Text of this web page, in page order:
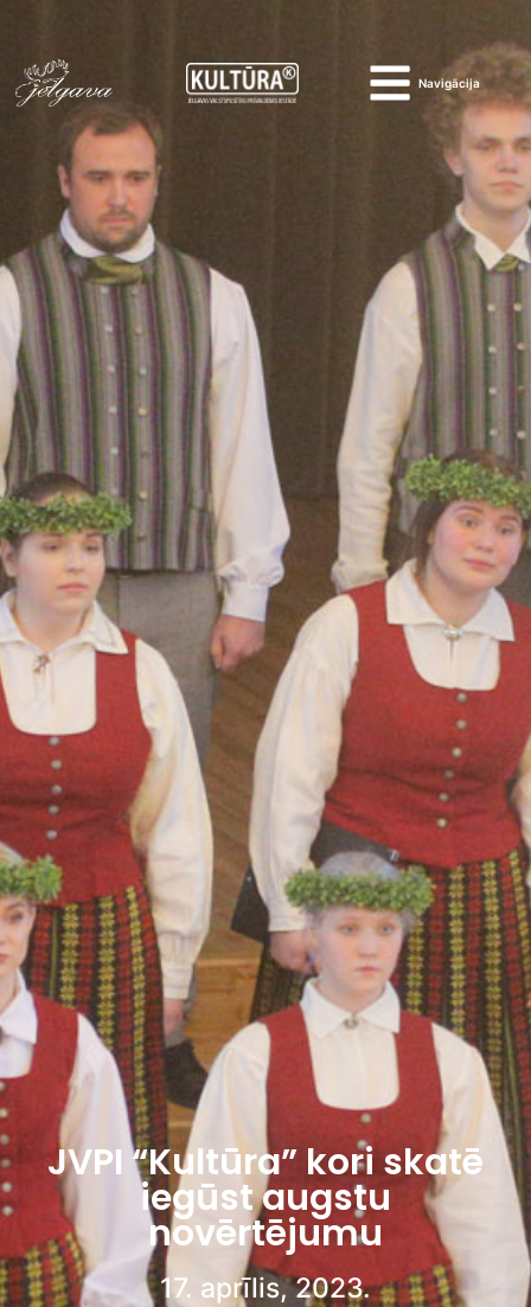
Navigācija
JVPI “Kultūra” kori skatē
iegūst augstu
novērtējumu
17. aprīlis, 2023.